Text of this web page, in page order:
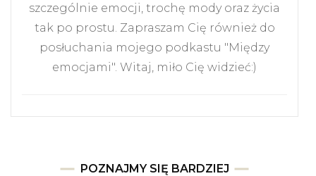
szczególnie emocji, trochę mody oraz życia
tak po prostu. Zapraszam Cię również do
posłuchania mojego podkastu "Między
emocjami". Witaj, miło Cię widzieć:)
POZNAJMY SIĘ BARDZIEJ